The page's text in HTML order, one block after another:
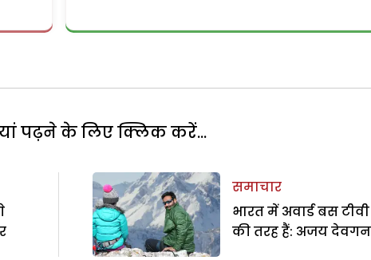
पढ़ने के लिए क्लिक करें...
समाचार
भारत में अवार्ड बस
की तरह हैं: अजय देवगन